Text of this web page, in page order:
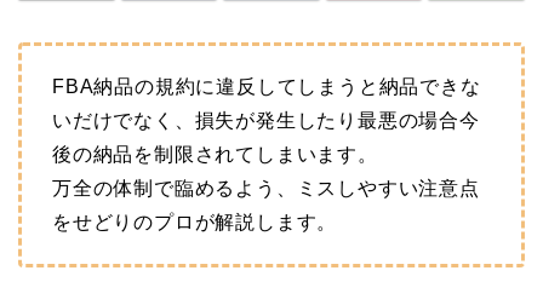
FBA納品の規約に違反してしまうと納品できな
いだけでなく、損失が発生したり最悪の場合今
後の納品を制限されてしまいます。
万全の体制で臨めるよう、ミスしやすい注意点
をせどりのプロが解説します。